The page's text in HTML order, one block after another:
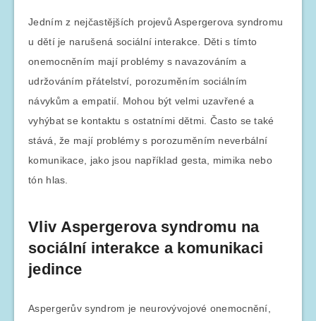
Jedním z nejčastějších projevů Aspergerova syndromu
u dětí je narušená sociální interakce. Děti s tímto
onemocněním mají problémy s navazováním a
udržováním přátelství, porozuměním sociálním
návykům a empatií. Mohou být velmi uzavřené a
vyhýbat se kontaktu s ostatními dětmi. Často se také
stává, že mají problémy s porozuměním neverbální
komunikace, jako jsou například gesta, mimika nebo
tón hlas.
Vliv Aspergerova syndromu na
sociální interakce a komunikaci
jedince
Aspergerův syndrom je neurovývojové onemocnění,